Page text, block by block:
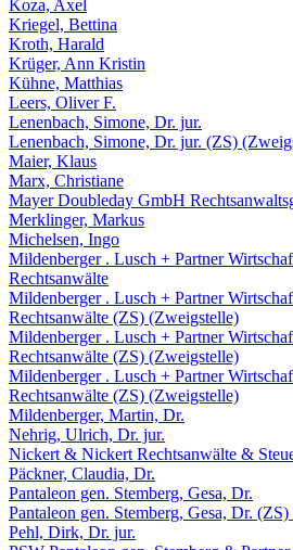
Koza, Axel
Kriegel, Bettina
Kroth, Harald
Krüger, Ann Kristin
Kühne, Matthias
Leers, Oliver F.
Lenenbach, Simone, Dr. jur.
Lenenbach, Simone, Dr. jur. (ZS)
Maier, Klaus
Marx, Christiane
Mayer Doubleday GmbH
Merklinger, Markus
Michelsen, Ingo
Mildenberger . Lusch + Partner
Rechtsanwälte
Mildenberger . Lusch + Partner
Rechtsanwälte (ZS) (Zweigstelle)
Mildenberger . Lusch + Partner
Rechtsanwälte (ZS) (Zweigstelle)
Mildenberger . Lusch + Partner
Rechtsanwälte (ZS) (Zweigstelle)
Mildenberger, Martin, Dr.
Nehrig, Ulrich, Dr. jur.
Nickert & Nickert Rechtsanwälte &
Päckner, Claudia, Dr.
Pantaleon gen. Stemberg, Gesa, Dr.
Pantaleon gen. Stemberg, Gesa, Dr.
Pehl, Dirk, Dr. jur.